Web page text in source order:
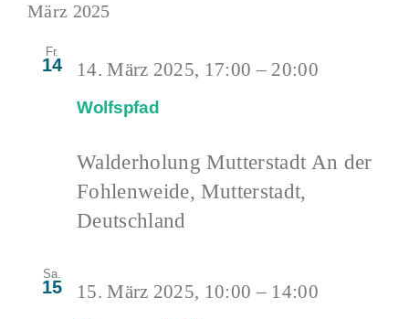
März 2025
Fr.
14
Wolfspfad
14. März 2025, 17:00 – 20:00
Walderholung Mutterstadt An der
Fohlenweide, Mutterstadt,
Deutschland
Sa.
15 15. März 2025, 10:00 – 14:00